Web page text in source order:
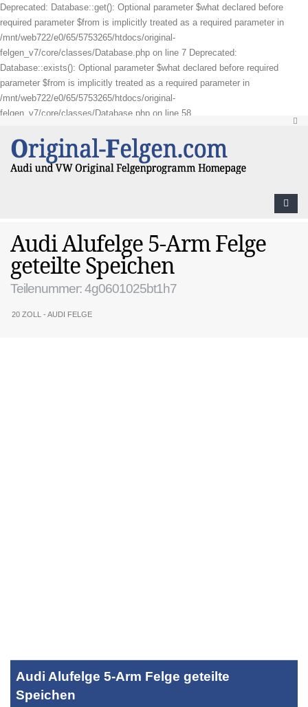
Deprecated: Database::get(): Optional parameter $what declared before
required parameter $from is implicitly treated as a required parameter in
/mnt/web722/e0/65/5753265/htdocs/original-
felgen_v7/core/classes/Database.php on line 7 Deprecated:
Database::exists(): Optional parameter $what declared before required
parameter $from is implicitly treated as a required parameter in
/mnt/web722/e0/65/5753265/htdocs/original-
felgen_v7/core/classes/Database.php on line 58
Audi Alufelge 5-Arm Felge
geteilte Speichen
Teilenummer: 4g0601025bt1h7
20 ZOLL - AUDI FELGE
Audi Alufelge 5-Arm Felge geteilte
Speichen